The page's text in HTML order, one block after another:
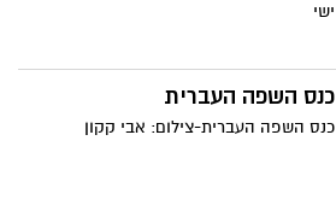
ישי
כנס השפה העברית
כנס השפה העברית-צילום: אבי קקון